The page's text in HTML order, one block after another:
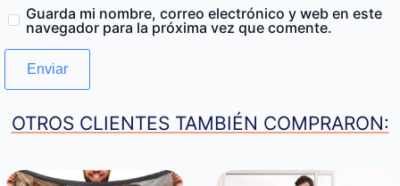
Guarda mi nombre, correo electrónico y web en este
navegador para la próxima vez que comente.
OTROS CLIENTES TAMBIÉN COMPRARON: